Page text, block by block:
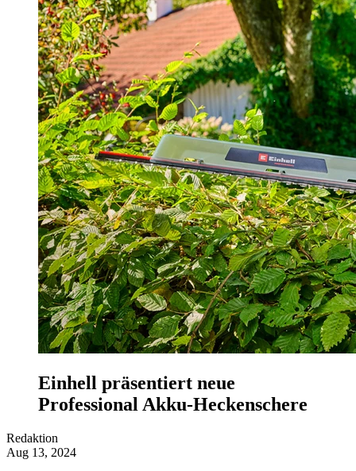
Einhell präsentiert neue
Professional Akku-Heckenschere
Redaktion
Aug 13, 2024